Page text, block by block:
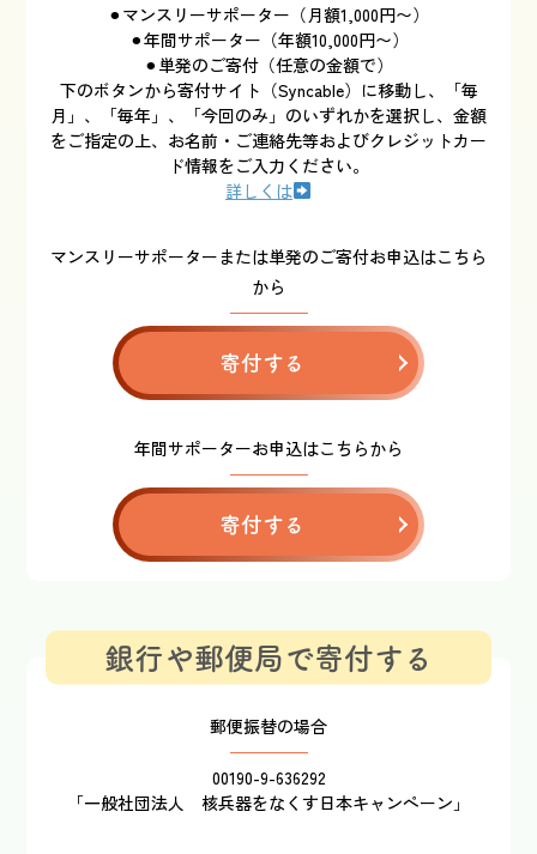
⚫︎マンスリーサポーター（月額1,000円〜）
⚫︎年間サポーター（年額10,000円〜）
⚫︎単発のご寄付（任意の金額で）
下のボタンから寄付サイト（Syncable）に移動し、「毎
月」、「毎年」、「今回のみ」のいずれかを選択し、金額
をご指定の上、お名前・ご連絡先等およびクレジットカー
ド情報をご入力ください。
詳しくは
マンスリーサポーターまたは単発のご寄付お申込はこちら
から
寄付する
年間サポーターお申込はこちらから
寄付する
銀行や郵便局で寄付する
郵便振替の場合
00190-9-636292
「一般社団法人 核兵器をなくす日本キャンペーン」